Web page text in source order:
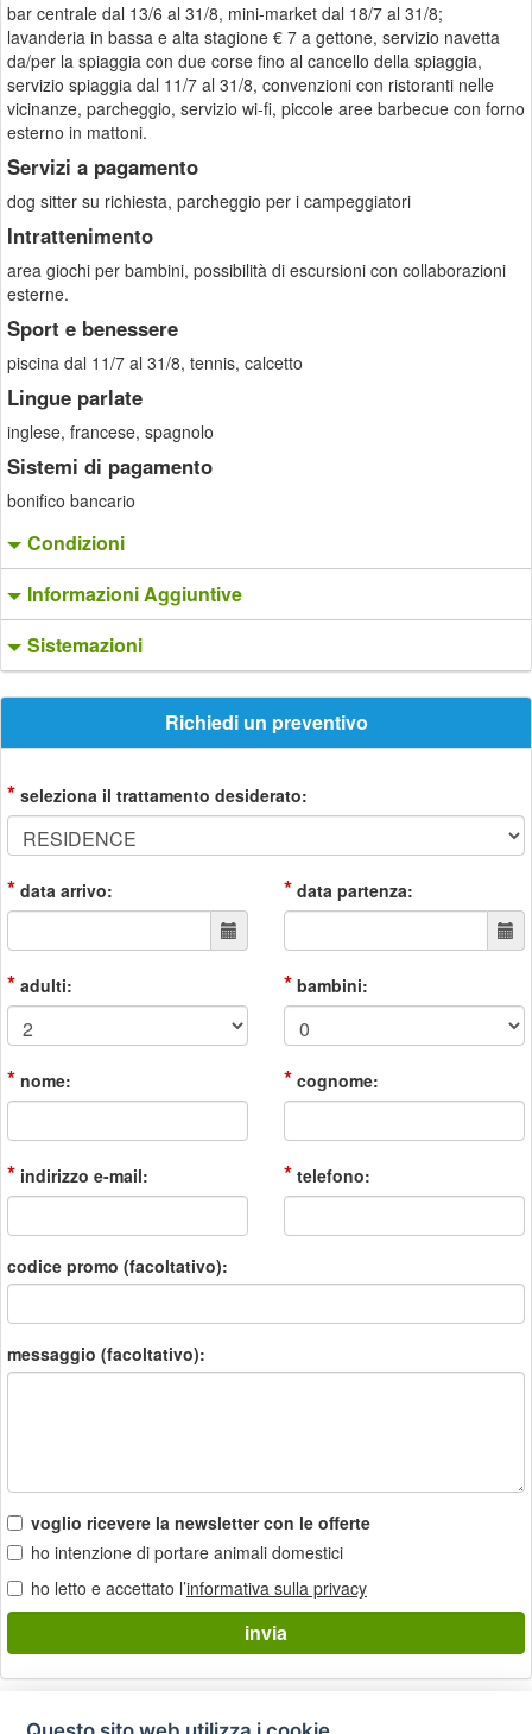
bar centrale dal 13/6 al 31/8, mini-market dal 18/7 al 31/8;
lavanderia in bassa e alta stagione € 7 a gettone, servizio navetta
da/per la spiaggia con due corse fino al cancello della spiaggia,
servizio spiaggia dal 11/7 al 31/8, convenzioni con ristoranti nelle
vicinanze, parcheggio, servizio wi-fi, piccole aree barbecue con forno
esterno in mattoni.
Servizi a pagamento
dog sitter su richiesta, parcheggio per i campeggiatori
Intrattenimento
area giochi per bambini, possibilità di escursioni con collaborazioni
esterne.
Sport e benessere
piscina dal 11/7 al 31/8, tennis, calcetto
Lingue parlate
inglese, francese, spagnolo
Sistemi di pagamento
bonifico bancario
Condizioni
Informazioni Aggiuntive
Sistemazioni
Richiedi un preventivo
* seleziona il trattamento desiderato:
* data arrivo: * data partenza:
* adulti: * bambini:
* nome: * cognome:
* indirizzo e-mail: * telefono:
codice promo (facoltativo):
messaggio (facoltativo):
voglio ricevere la newsletter con le offerte
ho intenzione di portare animali domestici
ho letto e accettato l’informativa sulla privacy